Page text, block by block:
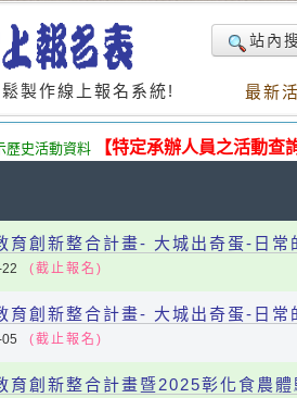
製作線上報名系統!
站內
最新
歷史活動資料 【特定承辦人員之活動查
育創新整合計畫- 大城出奇蛋-日常
(截止報名)
育創新整合計畫- 大城出奇蛋-日常
(截止報名)
育創新整合計畫暨2025彰化食農